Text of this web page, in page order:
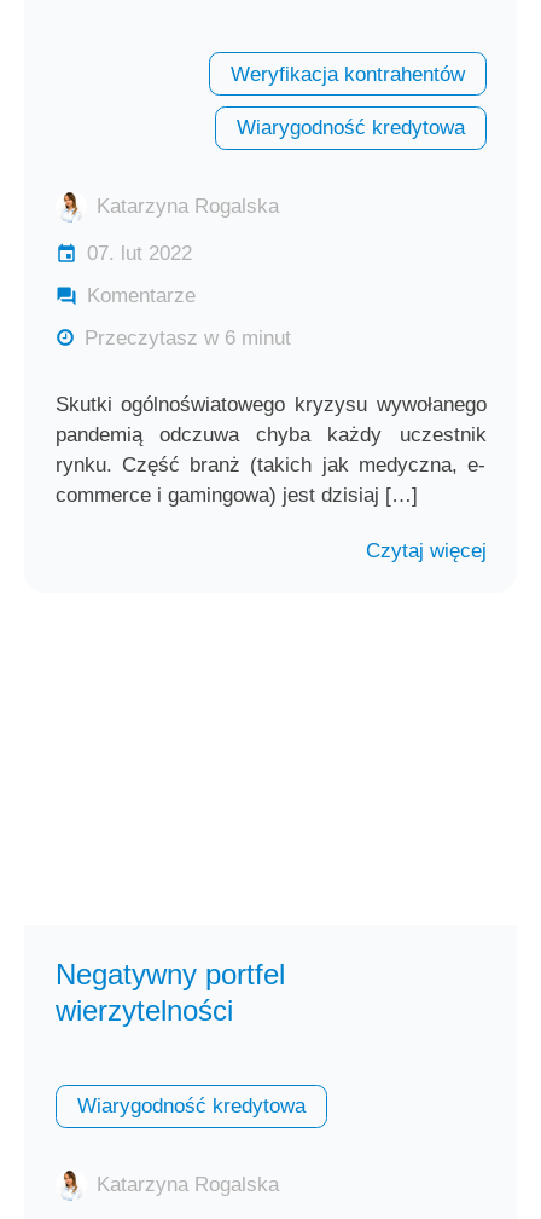
Weryfikacja kontrahentów
Wiarygodność kredytowa
Katarzyna Rogalska
07. lut 2022
Komentarze
Przeczytasz w 6 minut
Skutki ogólnoświatowego kryzysu wywołanego
pandemią odczuwa chyba każdy uczestnik
rynku. Część branż (takich jak medyczna, e-
commerce i gamingowa) jest dzisiaj […]
Czytaj więcej
Negatywny portfel
wierzytelności
Wiarygodność kredytowa
Katarzyna Rogalska